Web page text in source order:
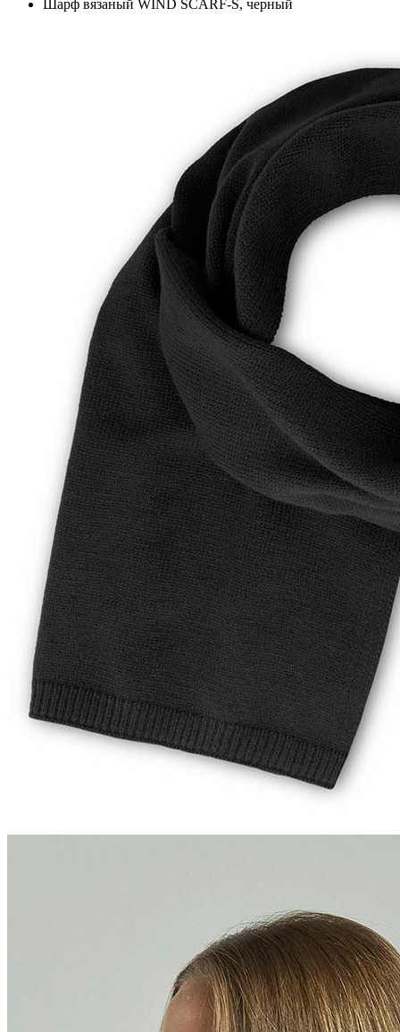
Шарф вязаный WIND SCARF-S, черный